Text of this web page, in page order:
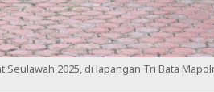
2025, di lapangan Tri Bata